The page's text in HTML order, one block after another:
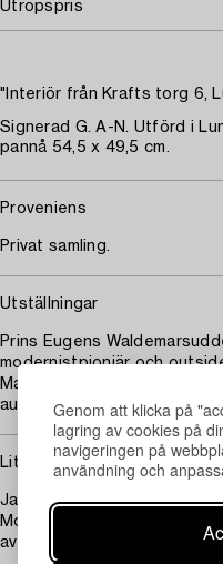
Genom att klicka på
lagring av cookies på
navigeringen på
användning och
Utropspris
"Interiör från Krafts torg 6,
Signerad G. A-N. Utförd i
pannå 54,5 x 49,5 cm.
Proveniens
Privat samling.
Utställningar
Prins Eugens
modernistpionjär och
Malmö Konstmuseum, "GAN
aug 2011.
Litteratur
Jan Torsten Ahlstrand,
Modernistpionjären från
avbildad sid 29.